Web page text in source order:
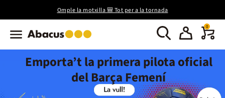
Omple la motxilla 🎒 Tot per a la tornada
0
Emporta’t la primera pilota oficial
del Barça Femení